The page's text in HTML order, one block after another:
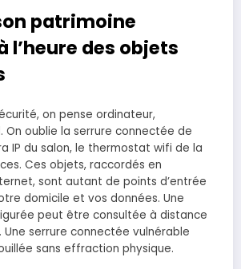
patrimoine
l’heure des objets
on pense ordinateur,
On oublie la serrure connectée de
IP du salon, le thermostat wifi de la
Ces objets, raccordés en
sont autant de points d’entrée
domicile et vos données. Une
peut être consultée à distance
Une serrure connectée vulnérable
sans effraction physique.